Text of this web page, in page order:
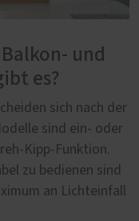
und
es?
sich nach der
sind ein- oder
Kipp-Funktion.
zu bedienen sind
an Lichteinfall